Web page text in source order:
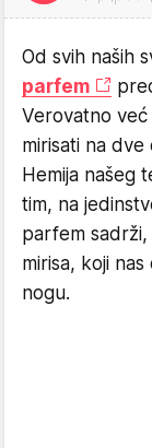
Od svih naših
parfem
Verovatno
mirisati na
Hemija našeg
tim, na
parfem sadrži,
mirisa, koji
nogu.